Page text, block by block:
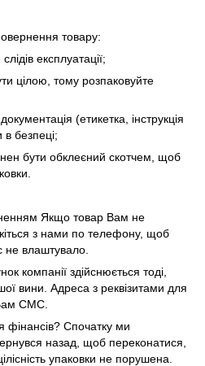
товару:
експлуатації;
цілою, тому розпаковуйте
(етикетка, інструкція
безпеці;
бути обклеєний скотчем, щоб
Якщо товар Вам не
з нами по телефону, щоб
влаштувало.
компанії здійснюється тоді,
вини. Адреса з реквізитами для
СМС.
фінансів? Спочатку ми
назад, щоб переконатися,
упаковки не порушена.